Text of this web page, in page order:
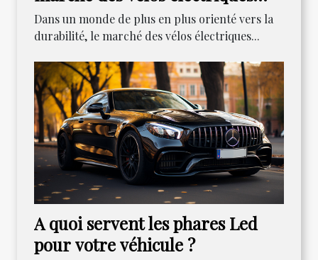
reconditionnés
Dans un monde de plus en plus orienté vers la
durabilité, le marché des vélos électriques...
A quoi servent les phares Led
pour votre véhicule ?